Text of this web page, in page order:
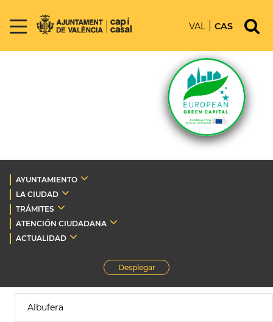
VAL CAS
AYUNTAMIENTO
LA CIUDAD
TRÁMITES
ATENCIÓN CIUDADANA
ACTUALIDAD
Desplegar
Albufera